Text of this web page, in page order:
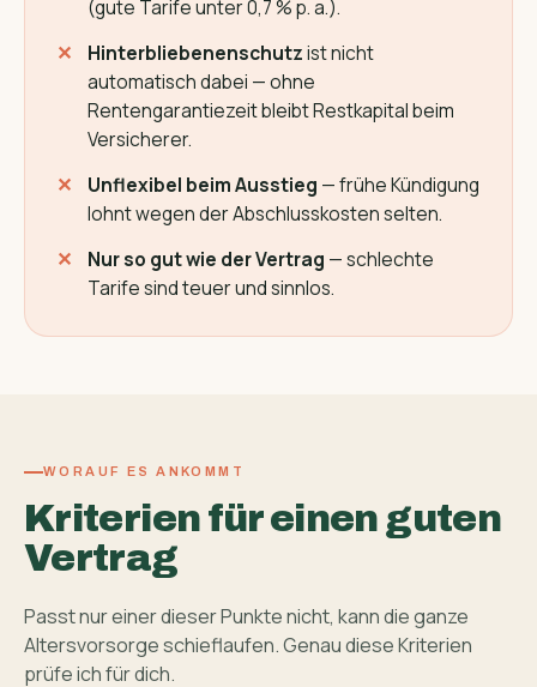
(gute Tarife unter 0,7 % p. a.).
Hinterbliebenenschutzist nicht
automatisch dabei — ohne
Rentengarantiezeit bleibt Restkapital beim
Versicherer.
Unflexibel beim Ausstieg — frühe Kündigung
lohnt wegen der Abschlusskosten selten.
Nur so gut wie der Vertrag — schlechte
Tarife sind teuer und sinnlos.
WORAUF ES ANKOMMT
Kriterien für einen guten
Vertrag
Passt nur einer dieser Punkte nicht, kann die ganze
Altersvorsorge schieflaufen. Genau diese Kriterien
prüfe ich für dich.